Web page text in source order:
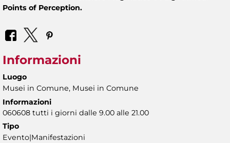
Points of Perception.
Informazioni
Luogo
Musei in Comune, Musei in Comune
Informazioni
060608 tutti i giorni dalle 9.00 alle 21.00
Tipo
Evento|Manifestazioni